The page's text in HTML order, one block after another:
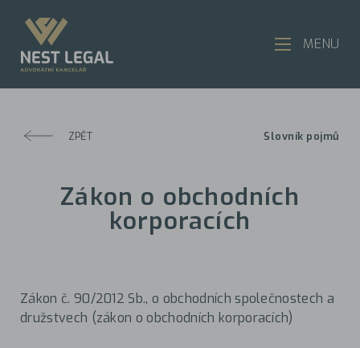
ZPĚT Slovník pojmů
Zákon o obchodních
korporacích
Zákon č. 90/2012 Sb., o obchodních společnostech a
družstvech (zákon o obchodních korporacích)
MENU